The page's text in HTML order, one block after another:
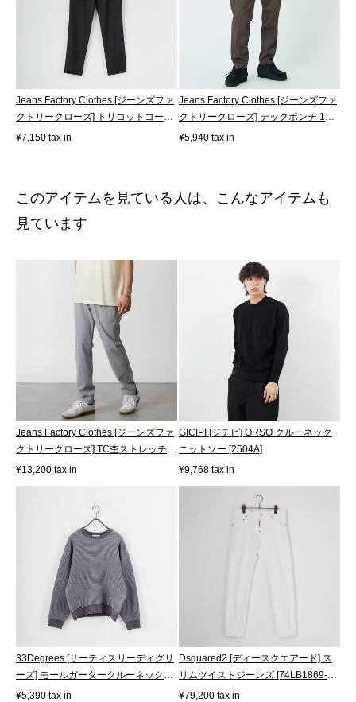
Jeans Factory Clothes [ジーンズファ
クトリークローズ] トリコットコー
ル...
¥7,150 tax in
Jeans Factory Clothes [ジーンズファ
クトリークローズ] テックポンチ 1P
イ...
¥5,940 tax in
このアイテムを見ている人は、こんなアイテムも
見ています
Jeans Factory Clothes [ジーンズファ
クトリークローズ] TC杢ストレッチ
1P...
¥13,200 tax in
GICIPI [ジチピ] ORSO クルーネック
ニットソー [2504A]
¥9,768 tax in
33Degrees [サーティスリーディグリ
ーズ] モールガータークルーネックニ
ッ...
¥5,390 tax in
Dsquared2 [ディースクエアード] ス
リムツイストジーンズ [74LB1869-
39781]
¥79,200 tax in